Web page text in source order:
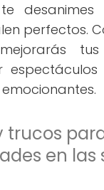
desanimes
perfectos.
mejorarás
trucos
en las